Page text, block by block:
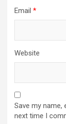
Email *
Website
Save my name,
next time I